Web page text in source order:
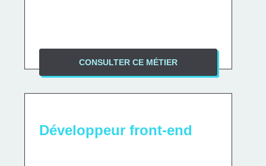
CONSULTER CE MÉTIER
Développeur front-end